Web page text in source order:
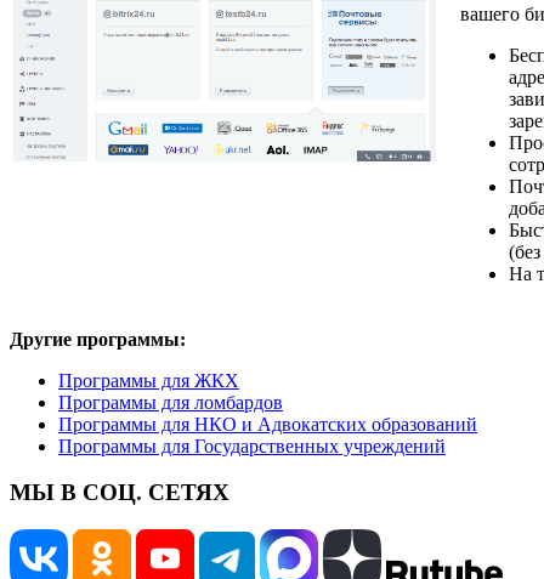
вашего
На
Другие программы:
Программы для ЖКХ
Программы для ломбардов
Программы для НКО и Адвокатских образований
Программы для Государственных учреждений
МЫ В СОЦ. СЕТЯХ